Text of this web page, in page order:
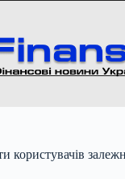
користувачів